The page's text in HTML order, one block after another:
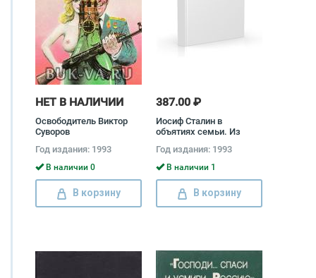
НЕТ В НАЛИЧИИ
Освободитель Виктор
Суворов
Год издания: 1993
В наличии 0
В корзину
387.00 ₽
Иосиф Сталин в
объятиях семьи. Из
Год издания: 1993
В наличии 1
В корзину